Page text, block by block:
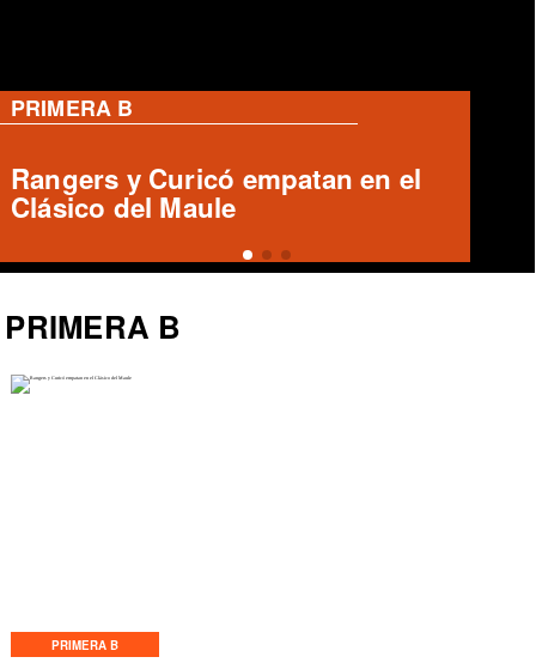
PRIMERA B
PRIMERA B
Deportes Copiapó y San Luis
igualan 1-1 en el Luis Valenzuela
Hermosilla
PRIMERA B